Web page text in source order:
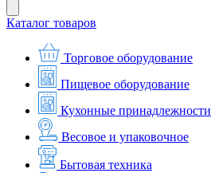
Каталог товаров
Торговое оборудование
Пищевое оборудование
Кухонные принадлежности
Весовое и упаковочное
Бытовая техника